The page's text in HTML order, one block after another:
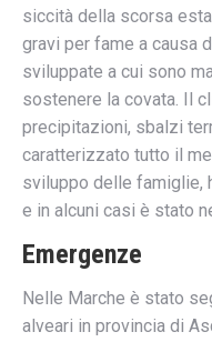
siccità della scorsa
gravi per fame a causa
sviluppate a cui sono
sostenere la covata. Il
precipitazioni, sbalzi
caratterizzato tutto il
sviluppo delle famiglie,
e in alcuni casi è stato
Emergenze
Nelle Marche è stato
alveari in provincia di